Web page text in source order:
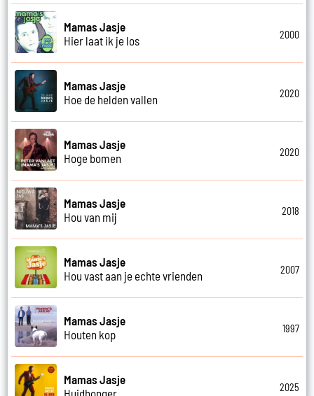
Mamas Jasje
Hier laat ik je los
2000
Mamas Jasje
Hoe de helden vallen
2020
Mamas Jasje
Hoge bomen
2020
Mamas Jasje
Hou van mij
2018
Mamas Jasje
Hou vast aan je echte vrienden
2007
Mamas Jasje
Houten kop
1997
Mamas Jasje
Huidhonger
2025